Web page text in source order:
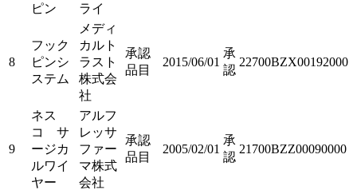
ピン
ライ
8
フック
ピンシ
ステム
メディ
カルト
ラスト
株式会
社
承認
品目
2015/06/01
承
認
22700BZX00192000
9
ネス
コ サ
ージカ
ルワイ
ヤー
アルフ
レッサ
ファー
マ株式
会社
承認
品目
2005/02/01
承
認
21700BZZ00090000